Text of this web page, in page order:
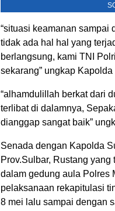
“situasi keamanan sampai
tidak ada hal hal yang
berlangsung, kami TNI
sekarang” ungkap
“alhamdulillah berkat dari
terlibat di dalamnya,
dianggap sangat baik”
Senada dengan Kapolda
Prov.Sulbar, Rustang
dalam gedung aula Polres
pelaksanaan rekapitulasi
8 mei lalu sampai dengan